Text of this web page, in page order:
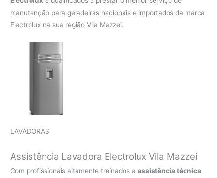
manutenção para geladeiras nacionais e importados da marca
Electrolux na sua região Vila Mazzei.
LAVADORAS
Assistência Lavadora Electrolux Vila Mazzei
Com profissionais altamente treinados aassistência técnica